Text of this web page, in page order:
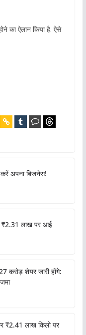
का ऐलान किया है. ऐसे
अपना बिजनेस!
₹2.31 लाख पर आई
करोड़ शेयर जारी होंगे:
₹2.41 लाख किलो पर